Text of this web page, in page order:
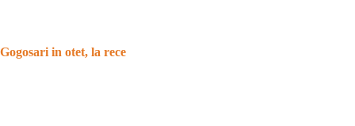
Gogosari in otet, la rece